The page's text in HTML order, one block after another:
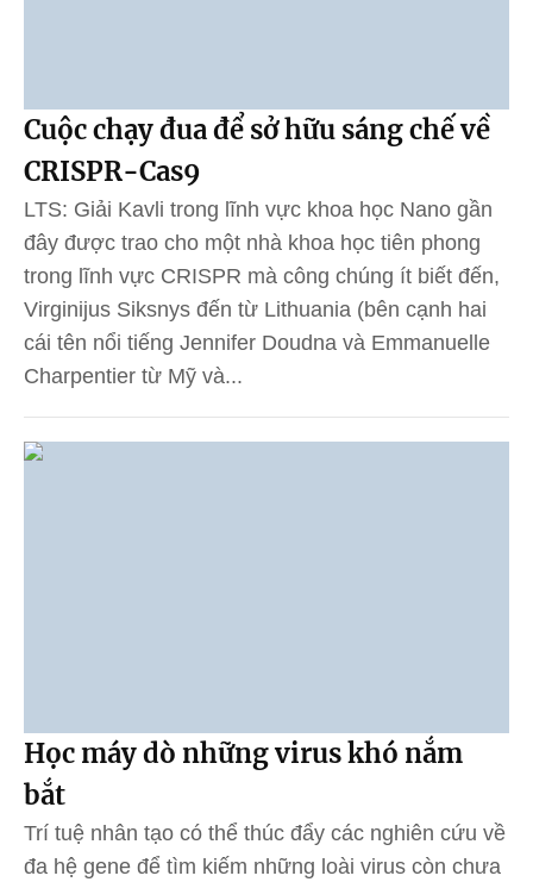
Cuộc chạy đua để sở hữu sáng chế về
CRISPR-Cas9
LTS: Giải Kavli trong lĩnh vực khoa học Nano gần
đây được trao cho một nhà khoa học tiên phong
trong lĩnh vực CRISPR mà công chúng ít biết đến,
Virginijus Siksnys đến từ Lithuania (bên cạnh hai
cái tên nổi tiếng Jennifer Doudna và Emmanuelle
Charpentier từ Mỹ và...
Học máy dò những virus khó nắm
bắt
Trí tuệ nhân tạo có thể thúc đẩy các nghiên cứu về
đa hệ gene để tìm kiếm những loài virus còn chưa